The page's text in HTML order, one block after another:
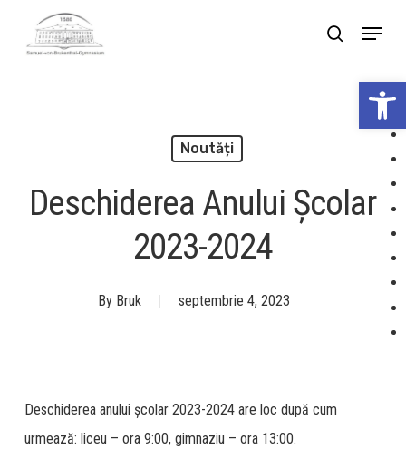
Deschide
search
Menu
Noutăți
Deschiderea Anului Şcolar
2023-2024
By Bruk septembrie 4, 2023
Deschiderea anului şcolar 2023-2024 are loc după cum
urmează: liceu – ora 9:00, gimnaziu – ora 13:00.
Menu